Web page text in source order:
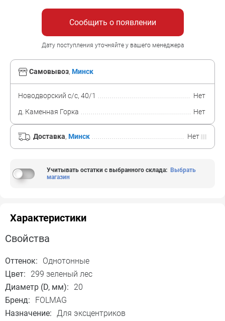
Сообщить о появлении
Дату поступления уточняйте у вашего менеджера
Самовывоз, Минск
Новодворский с/с, 40/1
Нет
д. Каменная Горка
Нет
Доставка, Минск Нет
Учитывать остатки с выбранного склада: Выбрать
магазин
Характеристики
Свойства
Оттенок:
Однотонные
Цвет:
299 зеленый лес
Диаметр (D, мм):
20
Бренд:
FOLMAG
Назначение: Для эксцентриков